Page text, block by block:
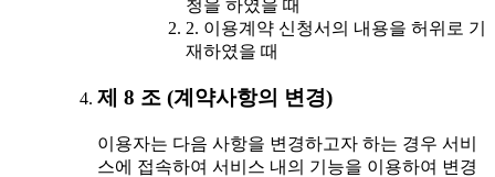
청을 하였을 때
2. 이용계약 신청서의 내용을 허위로 기
재하였을 때
제 8 조 (계약사항의 변경)
이용자는 다음 사항을 변경하고자 하는 경우 서비
스에 접속하여 서비스 내의 기능을 이용하여 변경